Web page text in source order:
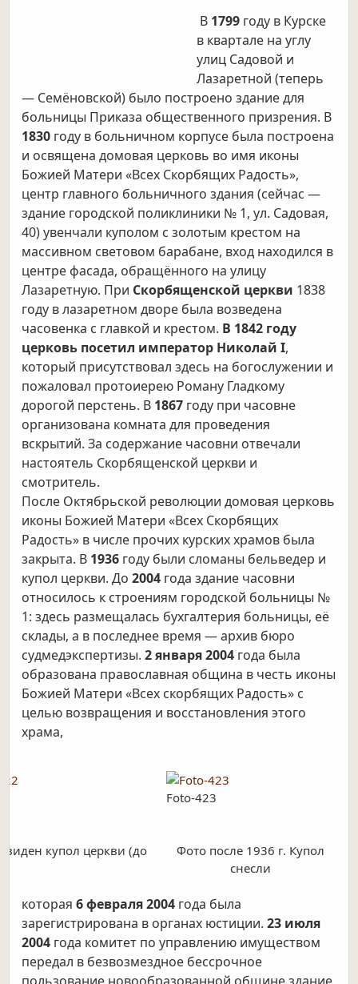
В 1799 году в Курске
в квартале на углу
улиц Садовой и
Лазаретной (теперь
— Семёновской) было построено здание для
больницы Приказа общественного призрения. В
1830 году в больничном корпусе была построена
и освящена домовая церковь во имя иконы
Божией Матери «Всех Скорбящих Радость»,
центр главного больничного здания (сейчас —
здание городской поликлиники № 1, ул. Садовая,
40) увенчали куполом с золотым крестом на
массивном световом барабане, вход находился в
центре фасада, обращённого на улицу
Лазаретную. При Скорбященской церкви 1838
году в лазаретном дворе была возведена
часовенка с главкой и крестом. В 1842 году
церковь посетил император Николай I,
который присутствовал здесь на богослужении и
пожаловал протоиерею Роману Гладкому
дорогой перстень. В 1867 году при часовне
организована комната для проведения
вскрытий. За содержание часовни отвечали
настоятель Скорбященской церкви и
смотритель.
После Октябрьской революции домовая церковь
иконы Божией Матери «Всех Скорбящих
Радость» в числе прочих курских храмов была
закрыта. В 1936 году были сломаны бельведер и
купол церкви. До2004 года здание часовни
относилось к строениям городской больницы №
1: здесь размещалась бухгалтерия больницы, её
склады, а в последнее время — архив бюро
судмедэкспертизы.2 января 2004 года была
образована православная община в честь иконы
Божией Матери «Всех скорбящих Радость» с
целью возвращения и восстановления этого
храма,
Foto-423
виден купол церкви (до
Фото после 1936 г. Купол
снесли
которая6 февраля 2004 года была
зарегистрирована в органах юстиции.23 июля
2004 года комитет по управлению имуществом
передал в безвозмездное бессрочное